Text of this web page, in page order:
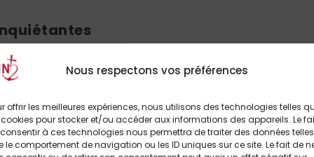
Nous respectons vos préférences
offrir les meilleures expériences, nous utilisons des technologies telles
pour stocker et/ou accéder aux informations des appareils. Le
à ces technologies nous permettra de traiter des données telles
le comportement de navigation ou les ID uniques sur ce site. Le fait de
d’Halloween repose sur
lui, la fête est devenue une porte
occultes
renforcent cet engouement en
à thème, amplifiant l’impact de